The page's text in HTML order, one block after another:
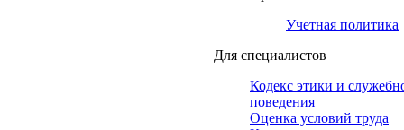
Учетная политика
Для специалистов
Кодекс этики и
поведения
Оценка условий труда